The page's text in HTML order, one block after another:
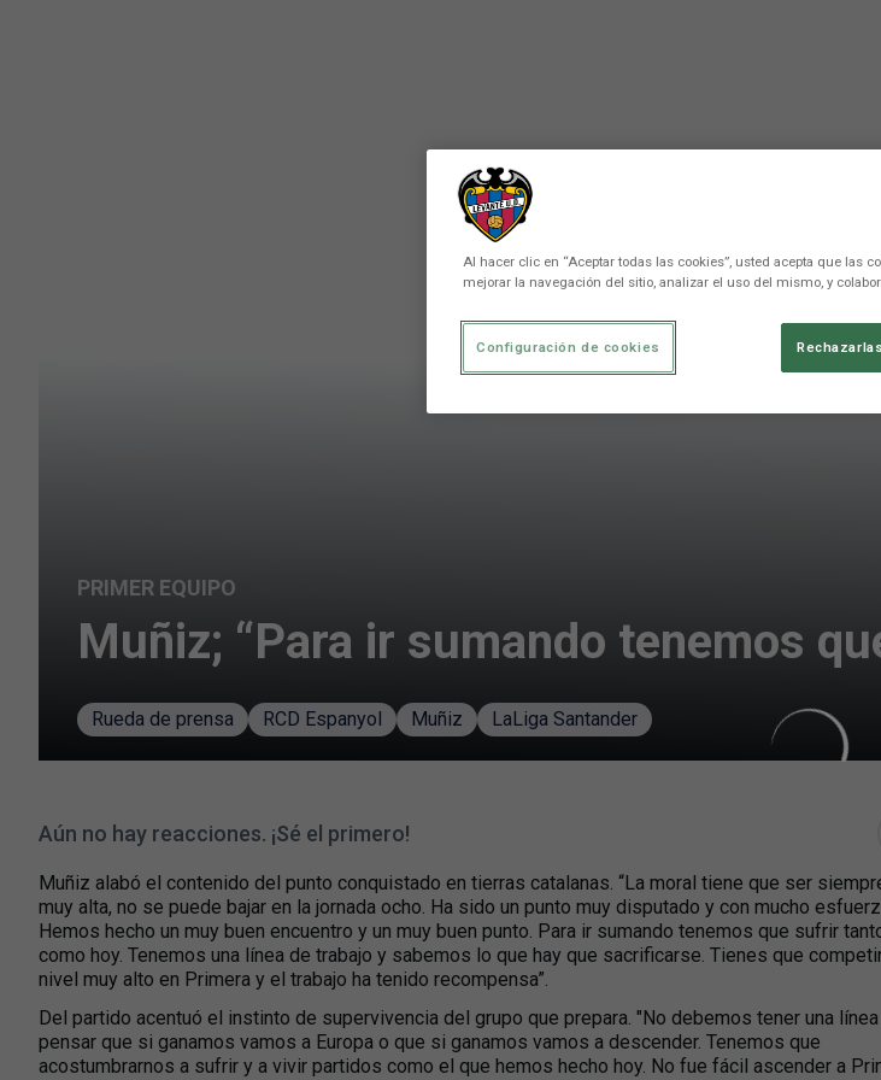
PRIMER EQUIPO
​Muñiz; “Para ir sumando tenemos
Rueda de prensa RCD Espanyol Muñiz LaLiga Santander
Aún no hay reacciones. ¡Sé el primero!
Muñiz alabó el contenido del punto conquistado en tierras catalanas. “La moral tiene que ser
muy alta, no se puede bajar en la jornada ocho. Ha sido un punto muy disputado y con mucho
Hemos hecho un muy buen encuentro y un muy buen punto. Para ir sumando tenemos que sufrir
como hoy. Tenemos una línea de trabajo y sabemos lo que hay que sacrificarse. Tienes que
nivel muy alto en Primera y el trabajo ha tenido recompensa”.
Del partido acentuó el instinto de supervivencia del grupo que prepara. "No debemos tener una
pensar que si ganamos vamos a Europa o que si ganamos vamos a descender. Tenemos que
acostumbrarnos a sufrir y a vivir partidos como el que hemos hecho hoy. No fue fácil ascender a
Al hacer clic en “Aceptar todas las cookies”, usted acepta que las
mejorar la navegación del sitio, analizar el uso del mismo, y
Configuración de cookies